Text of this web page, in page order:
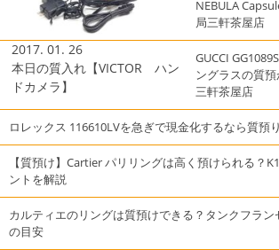
2017. 01. 26
本日の質入れ【VICTOR ハン
ドカメラ】
NEBULA
局三軒茶屋店
GUCCI
ングラスの質
三軒茶屋店
ロレックス 116610LVを急ぎで現金化するなら質預
【質預け】Cartier パリリングは高く預けられる？
ントを解説
カルティエのリングは質預けできる？タンクフラ
の目安